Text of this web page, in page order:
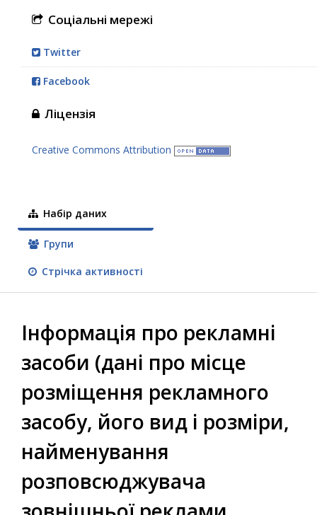
Соціальні мережі
Twitter
Facebook
Ліцензія
Creative Commons Attribution
Набір даних
Групи
Стрічка активності
Інформація про рекламні
засоби (дані про місце
розміщення рекламного
засобу, його вид і розміри,
найменування
розповсюджувача